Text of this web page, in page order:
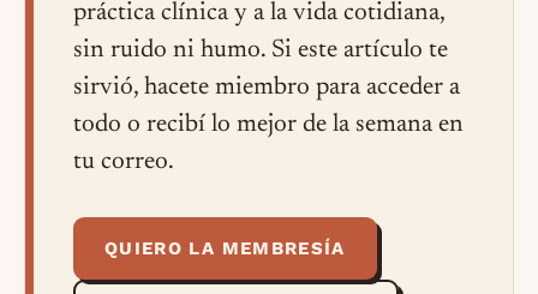
práctica clínica y a la vida cotidiana,
sin ruido ni humo. Si este artículo te
sirvió, hacete miembro para acceder a
todo o recibí lo mejor de la semana en
tu correo.
QUIERO LA MEMBRESÍA